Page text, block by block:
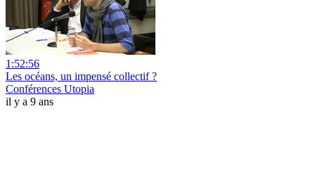
1:52:56
Les océans, un impensé collectif ?
Conférences Utopia
il y a 9 ans